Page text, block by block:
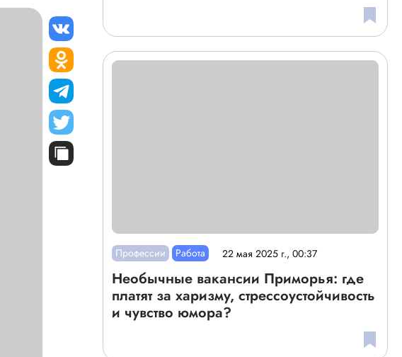
Профессии Работа 22 мая 2025 г., 00:37
Необычные вакансии Приморья: где
платят за харизму, стрессоустойчивость
и чувство юмора?